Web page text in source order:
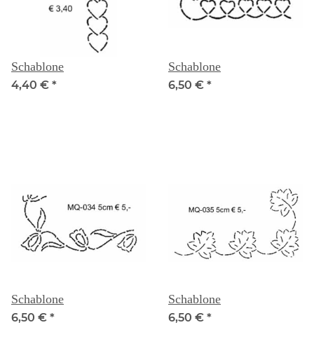
Schablone
4,40 € *
Schablone
6,50 € *
Schablone
6,50 € *
Schablone
6,50 € *